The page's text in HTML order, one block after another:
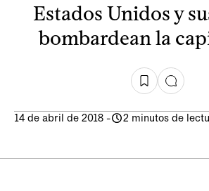
Estados Unidos y
bombardean la
14 de abril de 2018 - 2 minutos de